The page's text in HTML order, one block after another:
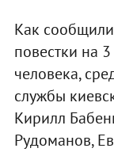
Как
повестки на
человека,
службы
Кирилл
Рудоманов,